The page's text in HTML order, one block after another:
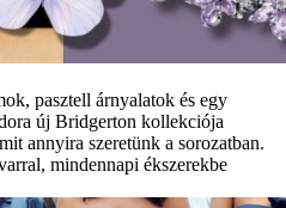
pasztell árnyalatok és egy
új Bridgerton kollekciója
annyira szeretünk a sorozatban.
mindennapi ékszerekbe